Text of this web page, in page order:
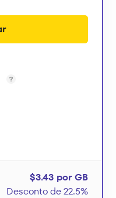
$3.43 por GB
Desconto de 22.5%